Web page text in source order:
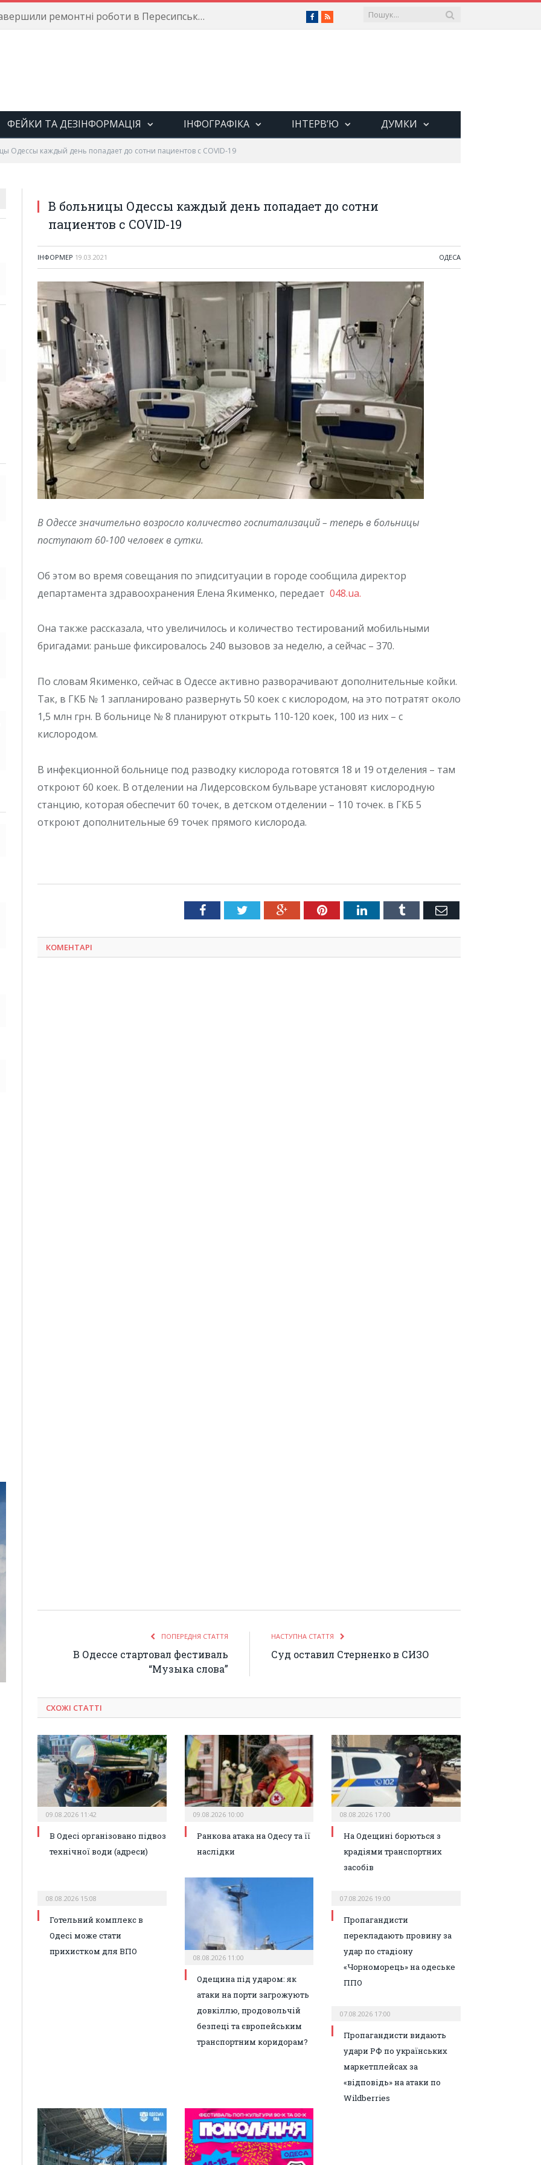
Енергетики завершили ремонтні роботи в Пересипському районі Facebook
RSS
ФЕЙКИ ТА ДЕЗІНФОРМАЦІЯ ІНФОГРАФІКА ІНТЕРВ’Ю ДУМКИ
Одессы каждый день попадает до сотни пациентов с COVID-19
В больницы Одессы каждый день попадает до сотни
пациентов с COVID-19
ІНФОРМЕР 19.03.2021 ОДЕСА
В Одессе значительно возросло количество госпитализаций – теперь в больницы
поступают 60-100 человек в сутки.
Об этом во время совещания по эпидситуации в городе сообщила директор
департамента здравоохранения Елена Якименко, передает 048.ua.
Она также рассказала, что увеличилось и количество тестирований мобильными
бригадами: раньше фиксировалось 240 вызовов за неделю, а сейчас – 370.
По словам Якименко, сейчас в Одессе активно разворачивают дополнительные койки.
Так, в ГКБ № 1 запланировано развернуть 50 коек с кислородом, на это потратят около
1,5 млн грн. В больнице № 8 планируют открыть 110-120 коек, 100 из них – с
кислородом.
В инфекционной больнице под разводку кислорода готовятся 18 и 19 отделения – там
откроют 60 коек. В отделении на Лидерсовском бульваре установят кислородную
станцию, которая обеспечит 60 точек, в детском отделении – 110 точек. в ГКБ 5
откроют дополнительные 69 точек прямого кислорода.
FacebookTwitter Google+PinterestLinkedInTumblr Емейл
КОМЕНТАРІ
ПОПЕРЕДНЯ СТАТТЯ
В Одессе стартовал фестиваль
“Музыка слова”
НАСТУПНА СТАТТЯ
Суд оставил Стерненко в СИЗО
СХОЖІ СТАТТІ
09.08.2026 11:42
В Одесі організовано підвоз
технічної води (адреси)
09.08.2026 10:00
Ранкова атака на Одесу та її
наслідки
08.08.2026 17:00
На Одещині борються з
крадіями транспортних
засобів
08.08.2026 15:08
Готельний комплекс в
Одесі може стати
прихистком для ВПО
08.08.2026 11:00
Одещина під ударом: як
атаки на порти загрожують
довкіллю, продовольчій
безпеці та європейським
транспортним коридорам?
07.08.2026 19:00
Пропагандисти
перекладають провину за
удар по стадіону
«Чорноморець» на одеське
ППО
07.08.2026 17:00
Пропагандисти видають
удари РФ по українських
маркетплейсах за
«відповідь» на атаки по
Wildberries